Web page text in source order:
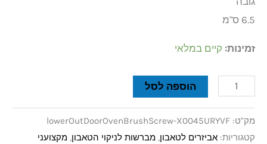
6.5 ס"מ
זמינות: קיים במלאי
הוספה לסל
מק"ט: lowerOutDoorOvenBrushScrew-X0045URYVF
קטגוריות: אביזרים לטאבון, מברשות לניקוי הטאבון, מקצועני